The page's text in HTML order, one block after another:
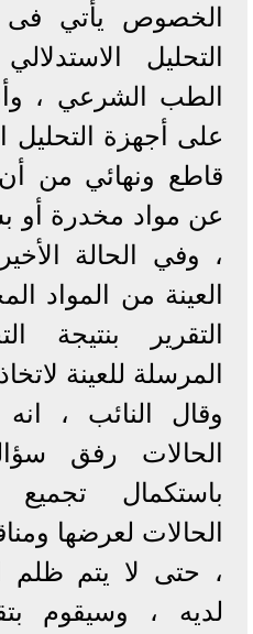
الخصوص يأتي
التحليل
الطب الشرعي ،
على أجهزة التحليل
قاطع ونهائي من أن
عن مواد مخدرة أو
، وفي الحالة
العينة من المواد
التقرير بنتيجة
المرسلة للعينة
وقال النائب ،
الحالات رفق
باستكمال
الحالات لعرضها
، حتى لا يتم
لديه ، وسيقوم